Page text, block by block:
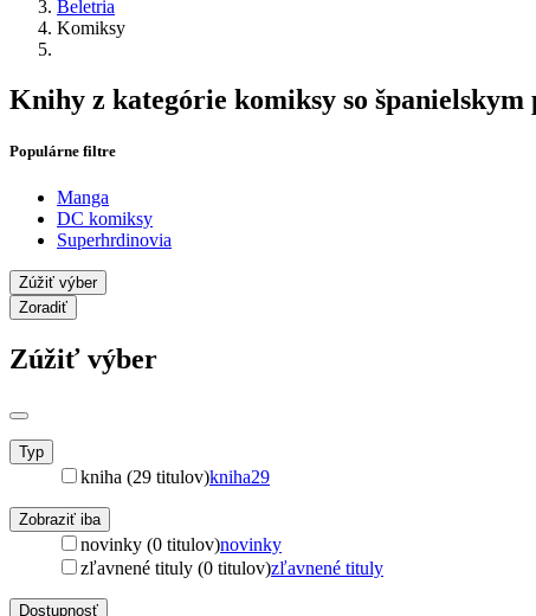
Beletria
Komiksy
Knihy z kategórie komiksy so španielskym
Populárne filtre
Manga
DC komiksy
Superhrdinovia
Zúžiť výber
Zoradiť
Zúžiť výber
Typ
kniha (29 titulov)kniha29
Zobraziť iba
novinky (0 titulov)novinky
zľavnené tituly (0 titulov)zľavnené tituly
Dostupnosť